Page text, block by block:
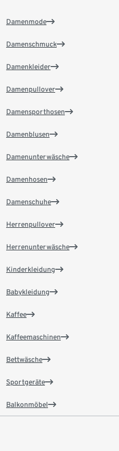
Damenmode
Damenschmuck
Damenkleider
Damenpullover
Damensporthosen
Damenblusen
Damenunterwäsche
Damenhosen
Damenschuhe
Herrenpullover
Herrenunterwäsche
Kinderkleidung
Babykleidung
Kaffee
Kaffeemaschinen
Bettwäsche
Sportgeräte
Balkonmöbel